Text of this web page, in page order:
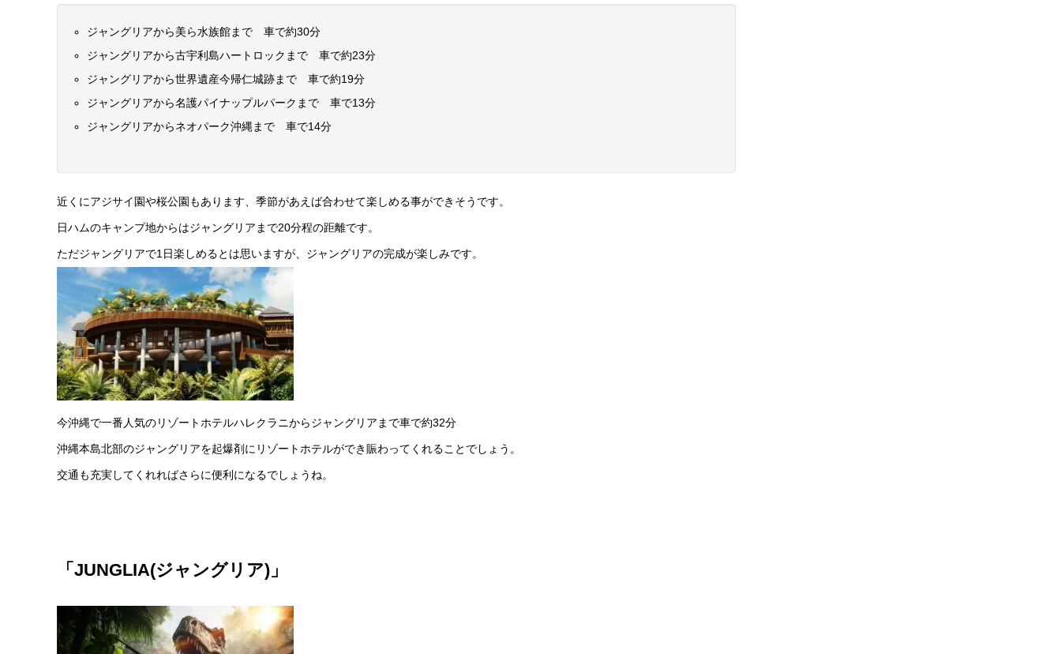
ジャングリアから美ら水族館まで 車で約30分
ジャングリアから古宇利島ハートロックまで 車で約23分
ジャングリアから世界遺産今帰仁城跡まで 車で約19分
ジャングリアから名護パイナップルパークまで 車で13分
ジャングリアからネオパーク沖縄まで 車で14分
近くにアジサイ園や桜公園もあります、季節があえば合わせて楽しめる事ができそうです。
日ハムのキャンプ地からはジャングリアまで20分程の距離です。
ただジャングリアで1日楽しめるとは思いますが、ジャングリアの完成が楽しみです。
今沖縄で一番人気のリゾートホテルハレクラニからジャングリアまで車で約32分
沖縄本島北部のジャングリアを起爆剤にリゾートホテルができ賑わってくれることでしょう。
交通も充実してくれればさらに便利になるでしょうね。
「JUNGLIA(ジャングリア)」